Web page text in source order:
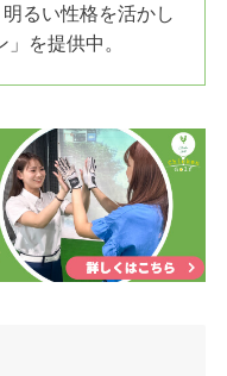
るい性格を活かし
を提供中。